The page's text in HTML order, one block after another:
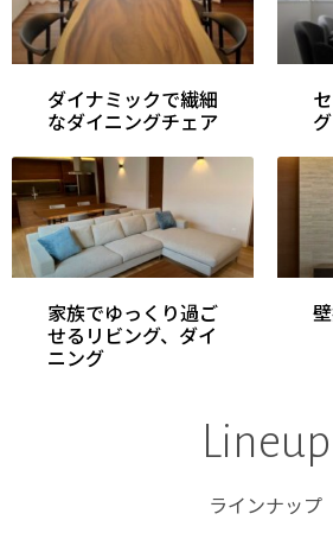
ダイナミックで繊細
なダイニングチェア グ
家族でゆっくり過ご
せるリビング、ダイ
ニング
Lineup
ラインナップ